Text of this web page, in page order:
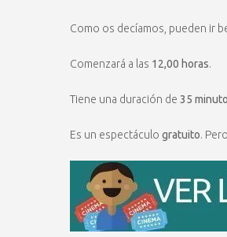
Como os decíamos, pueden ir
Comenzará a las 12,00 horas.
Tiene una duración de 35
Es un espectáculo gratuito.